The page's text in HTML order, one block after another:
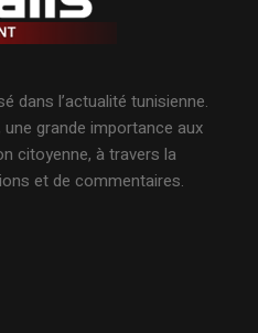
dans l’actualité tunisienne.
grande importance aux
citoyenne, à travers la
et de commentaires.